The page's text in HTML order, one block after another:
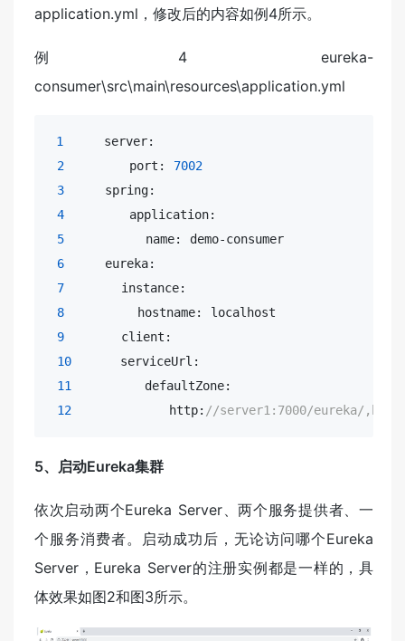
application.yml，修改后的内容如例4所示。
例4 eureka-
consumer\src\main\resources\application.yml
1
     server:
2
        port:
7002
3
     spring:
4
        application:
5
          name: demo-consumer
6
     eureka:
7
       instance:
8
         hostname: localhost
9
       client:
10
      serviceUrl:
11
         defaultZone:
12
            http:
//server1:7000/eureka/
5、启动Eureka集群
依次启动两个Eureka Server、两个服务提供者、一
个服务消费者。启动成功后，无论访问哪个Eureka
Server，Eureka Server的注册实例都是一样的，具
体效果如图2和图3所示。